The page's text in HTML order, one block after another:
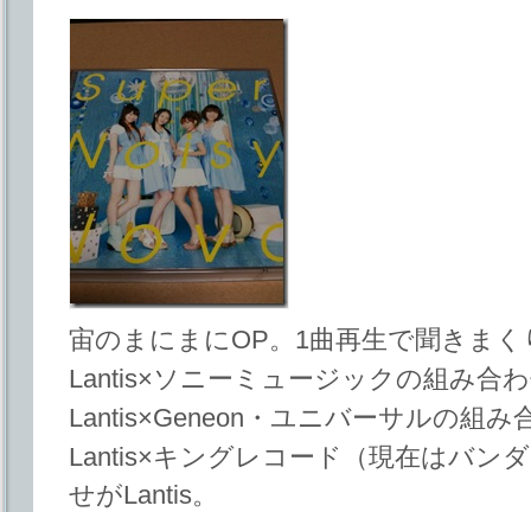
宙のまにまにOP。1曲再生で聞きまく
Lantis×ソニーミュージックの組み合
Lantis×Geneon・ユニバーサルの組み
Lantis×キングレコード（現在はバン
せがLantis。